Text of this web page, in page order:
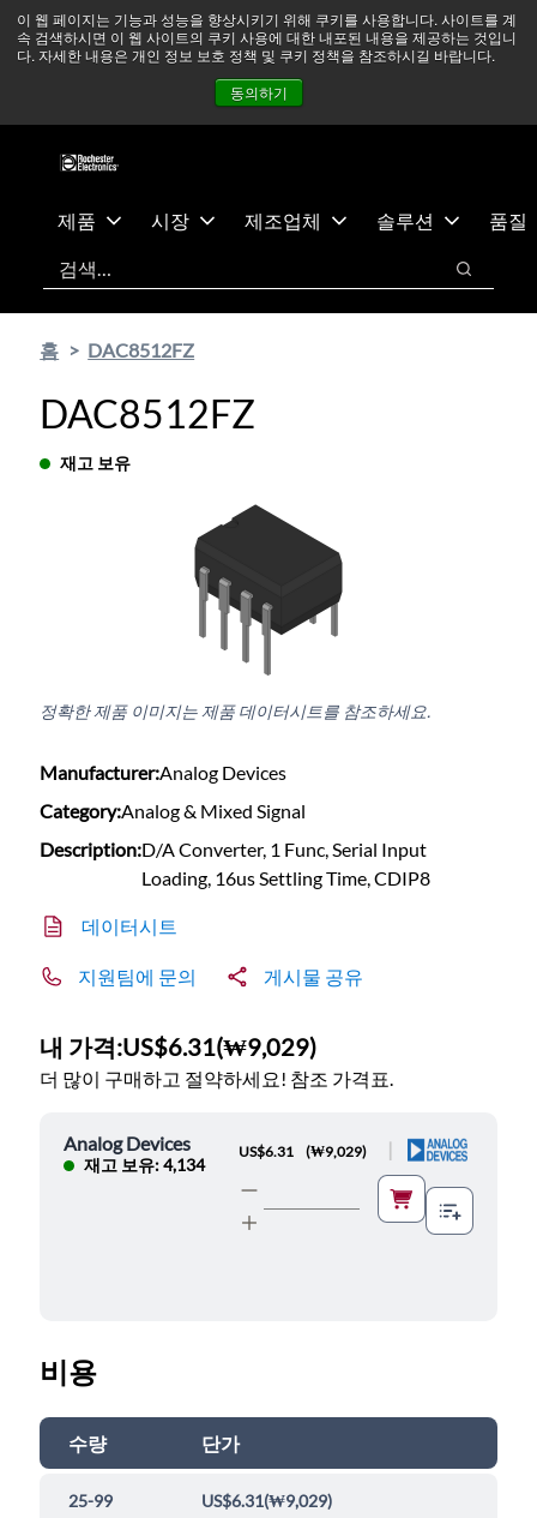
이 웹 페이지는 기능과 성능을 향상시키기 위해 쿠키를 사용합니다. 사이트를 계
속 검색하시면 이 웹 사이트의 쿠키 사용에 대한 내포된 내용을 제공하는 것입니
다. 자세한 내용은 개인 정보 보호 정책 및 쿠키 정책을 참조하시길 바랍니다.
동의하기
츠
건
중동 지역 상황을 지속적으로 주시하고 있으며, 모든 서비스는
정상적으로 운영되고 있습니다. 더 읽어보기 →
뉴스
문의하기
제품 시장 제조업체 솔루션
품질
검색
검색
홈 DAC8512FZ
DAC8512FZ
재고 보유
정확한 제품 이미지는 제품 데이터시트를 참조하세요.
Manufacturer:Analog Devices
Category:Analog & Mixed Signal
Description:D/A Converter, 1 Func, Serial Input
Loading, 16us Settling Time, CDIP8
데이터시트
지원팀에 문의 게시물 공유
내 가격:US$6.31(₩9,029)
더 많이 구매하고 절약하세요! 참조 가격표.
Analog Devices
재고 보유: 4,134
US$6.31 (₩9,029)
비용
수량 단가
25-99 US$6.31(₩9,029)